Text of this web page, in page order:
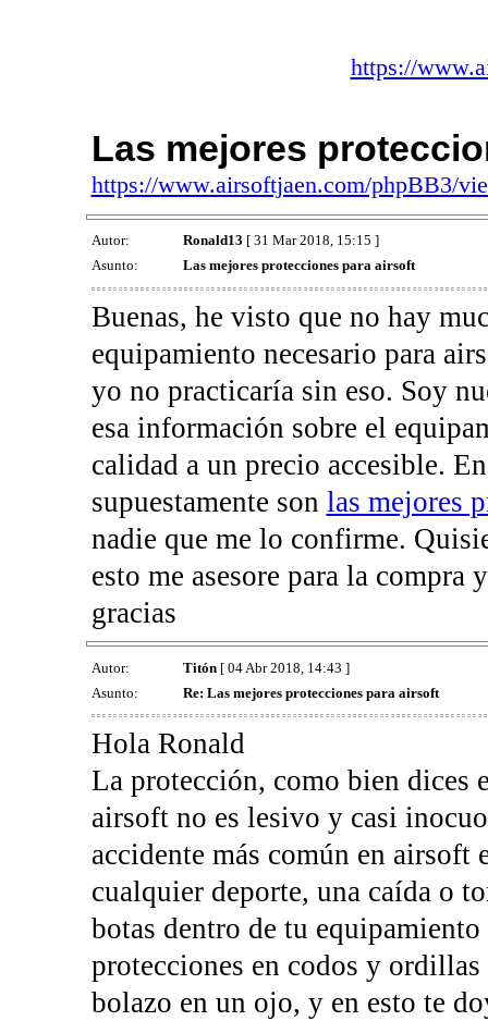
https://
Las mejores
https://www.airsoftjaen.com/phpBB3/
Autor: Ronald13 [ 31 Mar 2018, 15:15 ]
Asunto:
Las mejores protecciones para airsoft
Buenas, he visto que no hay
equipamiento necesario para
yo no practicaría sin eso. Soy
esa información sobre el
calidad a un precio accesible.
supuestamente son las mejores
nadie que me lo confirme.
esto me asesore para la compra
gracias
Autor: Titón[ 04 Abr 2018, 14:43 ]
Asunto:
Re: Las mejores protecciones para airsoft
Hola Ronald
La protección, como bien dices
airsoft no es lesivo y casi
accidente más común en airsoft
cualquier deporte, una caída o
botas dentro de tu
protecciones en codos y
bolazo en un ojo, y en esto te